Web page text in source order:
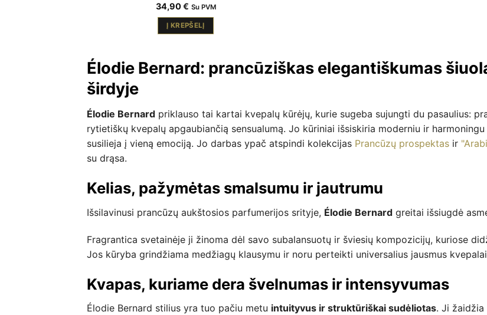
34,90€ Su PVM
Į KREPŠELĮ
Élodie Bernard: prancūziškas elegantiškumas
širdyje
Élodie Bernard priklauso tai kartai kvepalų kūrėjų, kurie sugeba sujungti du pasaulius:
rytietiškų kvepalų apgaubiančią sensualumą. Jo kūriniai išsiskiria moderniu ir
susilieja į vieną emociją. Jo darbas ypač atspindi kolekcijas Prancūzų prospektas ir
su drąsa.
Kelias, pažymėtas smalsumu ir jautrumu
Išsilavinusi prancūzų aukštosios parfumerijos srityje, Élodie Bernard greitai išsiugdė
Fragrantica svetainėje ji žinoma dėl savo subalansuotų ir šviesių kompozicijų, kuriose
Jos kūryba grindžiama medžiagų klausymu ir noru perteikti universalius jausmus
Kvapas, kuriame dera švelnumas ir intensyvumas
Élodie Bernard stilius yra tuo pačiu metu intuityvus ir struktūriškai sudėliotas. Ji